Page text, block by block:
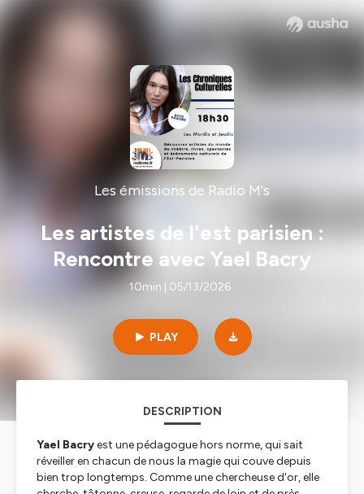
Les émissions de Radio M's
Les artistes de l'est parisien :
Rencontre avec Yael Bacry
10min | 05/13/2026
PLAY
DESCRIPTION
Yael Bacryest une pédagogue hors norme, qui sait
réveiller en chacun de nous la magie qui couve depuis
bien trop longtemps. Comme une chercheuse d'or, elle